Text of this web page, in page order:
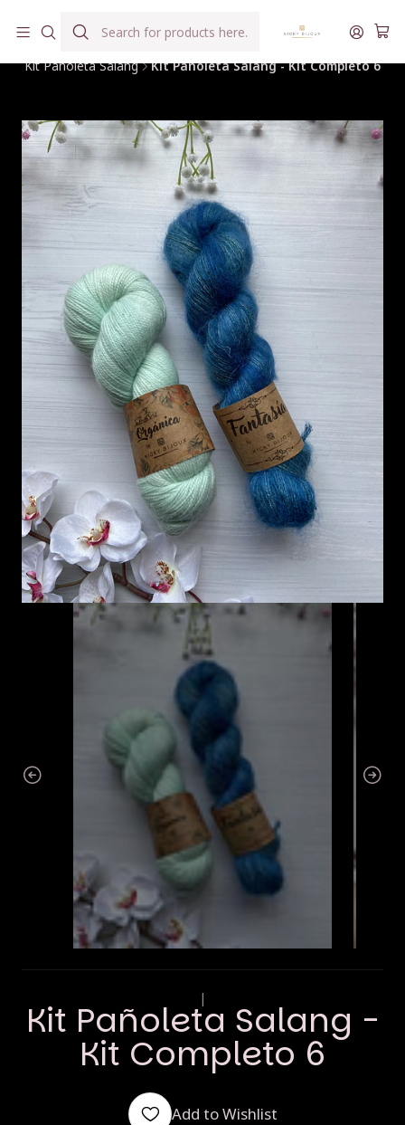
Kit Pañoleta Salang Kit Pañoleta Salang - Kit Completo 6
|
Kit Pañoleta Salang -
Kit Completo 6
Add to Wishlist